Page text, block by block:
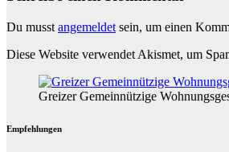
Du musst angemeldet sein, um einen
Diese Website verwendet Akismet, um
Greizer Gemeinnützige
Empfehlungen